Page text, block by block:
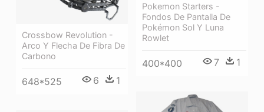
Pokemon Starters -
Fondos De Pantalla De
Pokémon Sol Y Luna
Rowlet
400*400 7 1
Crossbow Revolution -
Arco Y Flecha De Fibra De
Carbono
648*525 6 1